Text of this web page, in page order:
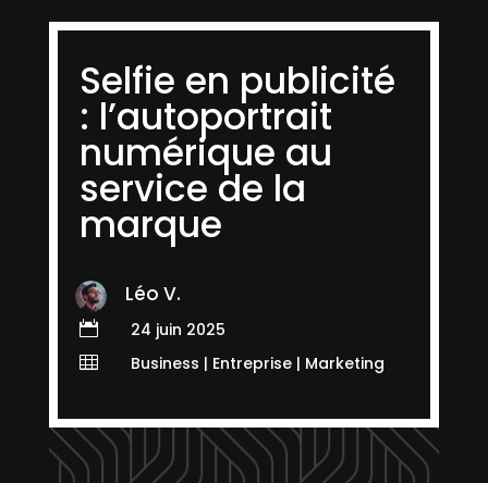
Selfie en publicité
: l’autoportrait
numérique au
service de la
marque
Léo V.
 24 juin 2025
 Business | Entreprise| Marketing